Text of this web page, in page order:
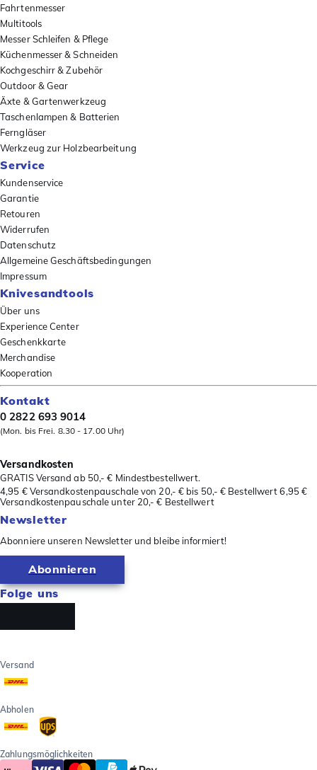
Fahrtenmesser
Multitools
Messer Schleifen & Pflege
Küchenmesser & Schneiden
Kochgeschirr & Zubehör
Outdoor & Gear
Äxte & Gartenwerkzeug
Taschenlampen & Batterien
Ferngläser
Werkzeug zur Holzbearbeitung
Service
Kundenservice
Garantie
Retouren
Widerrufen
Datenschutz
Allgemeine Geschäftsbedingungen
Impressum
Knivesandtools
Über uns
Experience Center
Geschenkkarte
Merchandise
Kooperation
Kontakt
0 2822 693 9014
(Mon. bis Frei. 8.30 - 17.00 Uhr)
Versandkosten
GRATIS Versand ab 50,- € Mindestbestellwert.
4,95 € Versandkostenpauschale von 20,- € bis 50,- € Bestellwert 6,95 €
Versandkostenpauschale unter 20,- € Bestellwert
Newsletter
Abonniere unseren Newsletter und bleibe informiert!
Abonnieren
Folge uns
Versand
Abholen
Zahlungsmöglichkeiten